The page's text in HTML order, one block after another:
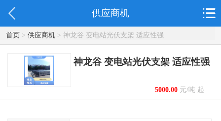
供应商机
首页> 供应商机> 神龙谷 变电站光伏支架 适应性强
神龙谷 变电站光伏支架 适应性强
5000.00元/吨 起